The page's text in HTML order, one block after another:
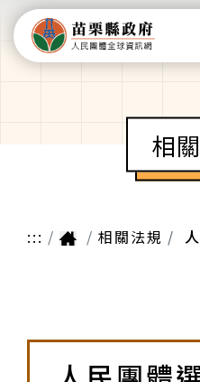
相
::: 相關法規